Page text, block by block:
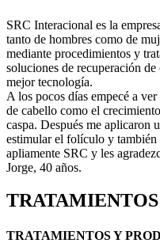
SRC Interacional es la
tanto de hombres como de
mediante procedimientos y
soluciones de recuperación
mejor tecnología.
A los pocos días empecé a
de cabello como el
caspa. Después me aplicaron
estimular el folículo y también
apliamente SRC y les
Jorge, 40 años.
TRATAMIENTOS Y